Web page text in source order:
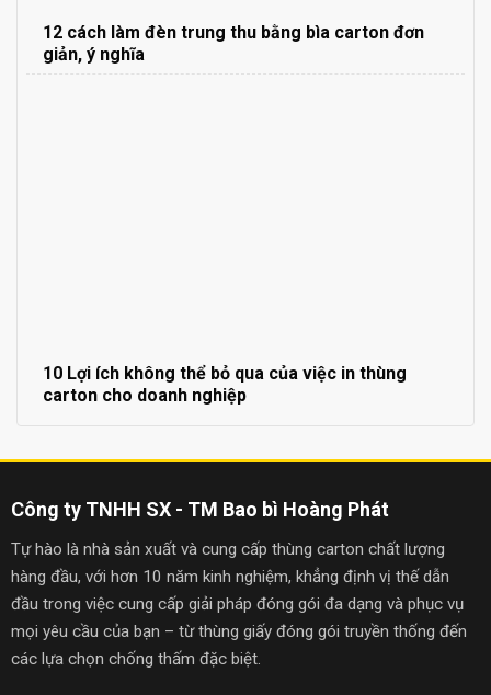
12 cách làm đèn trung thu bằng bìa carton đơn
giản, ý nghĩa
10 Lợi ích không thể bỏ qua của việc in thùng
carton cho doanh nghiệp
Công ty TNHH SX - TM Bao bì Hoàng Phát
Tự hào là nhà sản xuất và cung cấp thùng carton chất lượng
hàng đầu, với hơn 10 năm kinh nghiệm, khẳng định vị thế dẫn
đầu trong việc cung cấp giải pháp đóng gói đa dạng và phục vụ
mọi yêu cầu của bạn – từ thùng giấy đóng gói truyền thống đến
các lựa chọn chống thấm đặc biệt.